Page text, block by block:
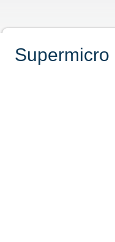
Supermicro